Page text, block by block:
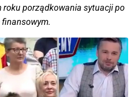
roku porządkowania sytuacji po